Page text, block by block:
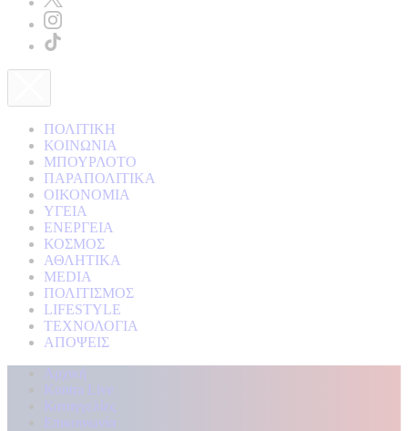
ΠΟΛΙΤΙΚΗ
ΚΟΙΝΩΝΙΑ
ΜΠΟΥΡΛΟΤΟ
ΠΑΡΑΠΟΛΙΤΙΚΑ
ΟΙΚΟΝΟΜΙΑ
ΥΓΕΙΑ
ΕΝΕΡΓΕΙΑ
ΚΟΣΜΟΣ
ΑΘΛΗΤΙΚΑ
MEDIA
ΠΟΛΙΤΙΣΜΟΣ
LIFESTYLE
ΤΕΧΝΟΛΟΓΙΑ
ΑΠΟΨΕΙΣ
Αρχική
Kontra Live
Καταγγελίες
Επικοινωνία